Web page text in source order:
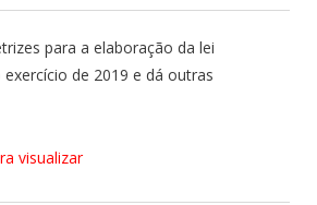
para a elaboração da lei
de 2019 e dá outras
visualizar